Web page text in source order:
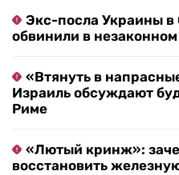
Экс-посла Украины
обвинили в
«Втянуть в
Израиль обсуждают
Риме
«Лютый кринж»:
восстановить